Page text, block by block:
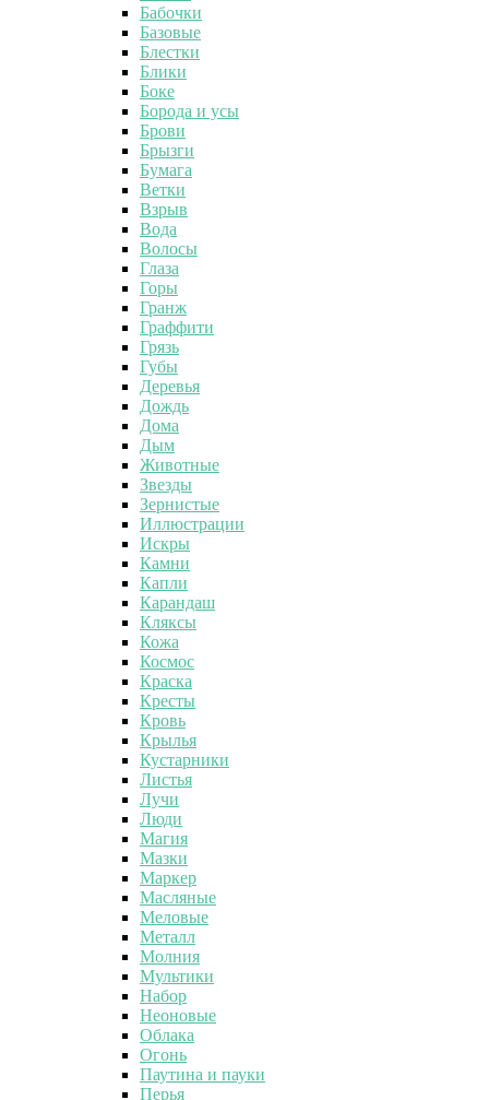
Бабочки
Базовые
Блестки
Блики
Боке
Борода и усы
Брови
Брызги
Бумага
Ветки
Взрыв
Вода
Волосы
Глаза
Горы
Гранж
Граффити
Грязь
Губы
Деревья
Дождь
Дома
Дым
Животные
Звезды
Зернистые
Иллюстрации
Искры
Камни
Капли
Карандаш
Кляксы
Кожа
Космос
Краска
Кресты
Кровь
Крылья
Кустарники
Листья
Лучи
Люди
Магия
Мазки
Маркер
Масляные
Меловые
Металл
Молния
Мультики
Набор
Неоновые
Облака
Огонь
Паутина и пауки
Перья